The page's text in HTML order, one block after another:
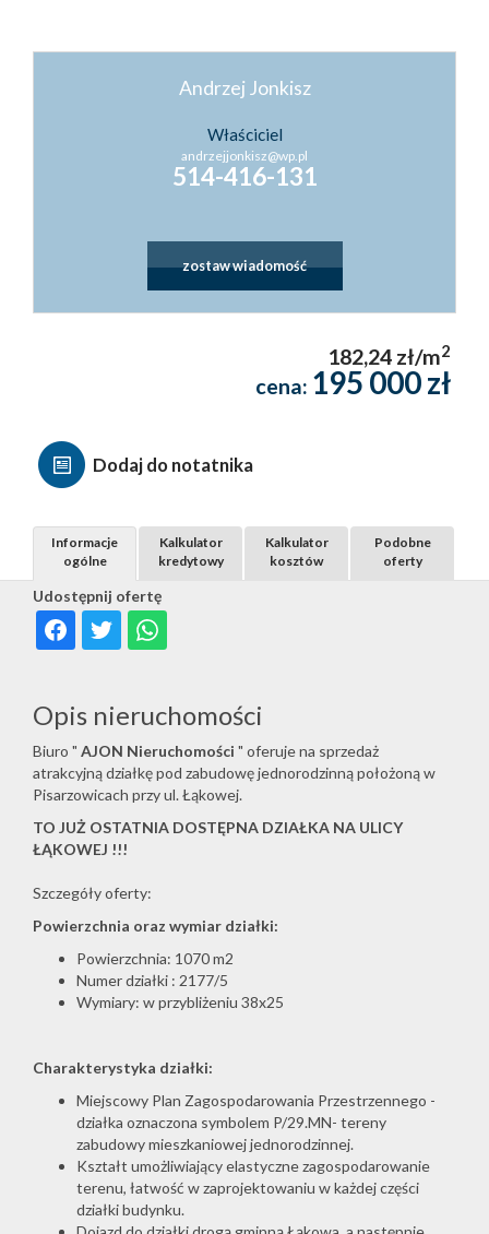
Andrzej Jonkisz
Właściciel
andrzejjonkisz@wp.pl
514-416-131
zostaw wiadomość
182,24 zł/m2
cena: 195 000 zł
Dodaj do notatnika
Udostępnij ofertę
Informacje
ogólne
Kalkulator
kredytowy
Kalkulator
kosztów
Podobne
oferty
Opis nieruchomości
Biuro " AJON Nieruchomości " oferuje na sprzedaż
atrakcyjną działkę pod zabudowę jednorodzinną położoną w
Pisarzowicach przy ul. Łąkowej.
TO JUŻ OSTATNIA DOSTĘPNA DZIAŁKA NA ULICY
ŁĄKOWEJ !!!
Szczegóły oferty:
Powierzchnia oraz wymiar działki:
Powierzchnia: 1070 m2
Numer działki : 2177/5
Wymiary: w przybliżeniu 38x25
Charakterystyka działki:
Miejscowy Plan Zagospodarowania Przestrzennego -
działka oznaczona symbolem P/29.MN- tereny
zabudowy mieszkaniowej jednorodzinnej.
Kształt umożliwiający elastyczne zagospodarowanie
terenu, łatwość w zaprojektowaniu w każdej części
działki budynku.